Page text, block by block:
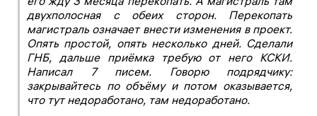
двухполосная с обеих сторон. Перекопать
магистраль означает внести изменения в проект.
Опять простой, опять несколько дней. Сделали
ГНБ, дальше приёмка требую от него КСКИ.
Написал 7 писем. Говорю подрядчику:
закрывайтесь по объёму и потом оказывается,
что тут недоработано, там недоработано.